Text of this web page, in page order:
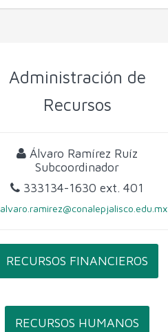
Administración de
Recursos
Álvaro Ramírez Ruíz
Subcoordinador
333134-1630 ext. 401
alvaro.ramirez@conalepjalisco.edu.mx
RECURSOS FINANCIEROS
RECURSOS HUMANOS